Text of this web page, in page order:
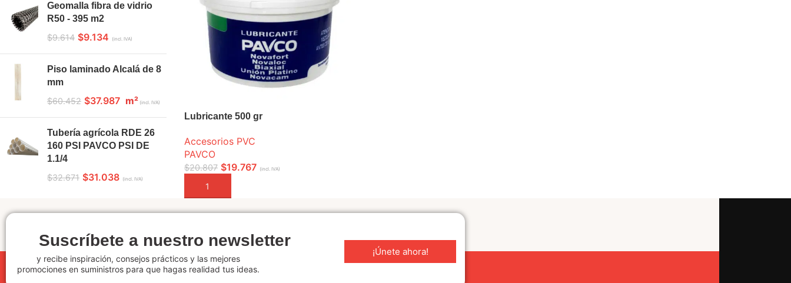
Geomalla fibra de vidrio
R50 - 395 m2
$9.614 $9.134 (incl. IVA)
Piso laminado Alcalá de 8
mm
$60.452 $37.987 m² (incl. IVA)
Tubería agrícola RDE 26
160 PSI PAVCO PSI DE
1.1/4
$32.671 $31.038 (incl. IVA)
Lubricante 500 gr
Accesorios PVC
PAVCO
$20.807 $19.767 (incl. IVA)
AÑADIR A LA CESTA
Suscríbete a nuestro newsletter
y recibe inspiración, consejos prácticos y las mejores
promociones en suministros para que hagas realidad tus ideas.
¡Únete ahora!